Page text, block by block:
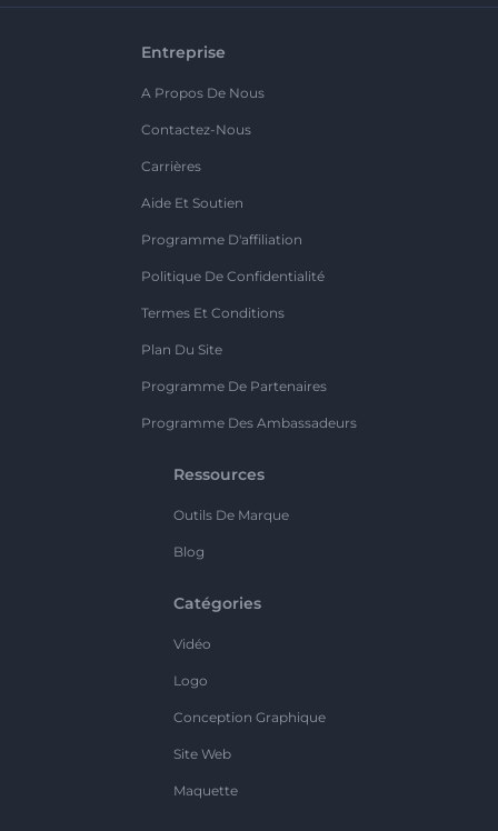
Entreprise
A Propos De Nous
Contactez-Nous
Carrières
Aide Et Soutien
Programme D'affiliation
Politique De Confidentialité
Termes Et Conditions
Plan Du Site
Programme De Partenaires
Programme Des Ambassadeurs
Ressources
Outils De Marque
Blog
Catégories
Vidéo
Logo
Conception Graphique
Site Web
Maquette